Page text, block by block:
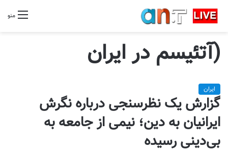
منو
(آتئیسم در ایران
ایران
گزارش یک نظرسنجی درباره نگرش
ایرانیان به دین؛ نیمی از جامعه به
بی‌دینی رسیده